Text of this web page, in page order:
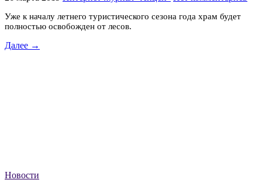
Уже к началу летнего туристического сезона года храм будет
полностью освобожден от лесов.
Далее →
Новости